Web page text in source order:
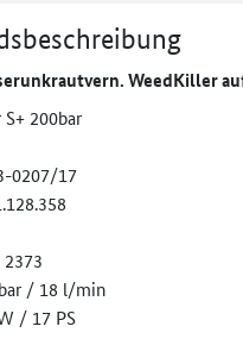
WeedKiller
200bar
0207/17
/ 18 l/min
/ 17 PS